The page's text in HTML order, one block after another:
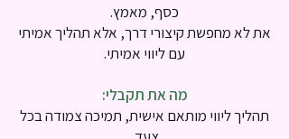
כסף, מאמץ.
את לא מחפשת קיצורי דרך, אלא תהליך אמיתי
עם ליווי אמיתי.
מה את תקבלי:
תהליך ליווי מותאם אישית, תמיכה צמודה בכל